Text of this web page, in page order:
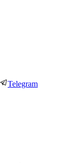
Telegram